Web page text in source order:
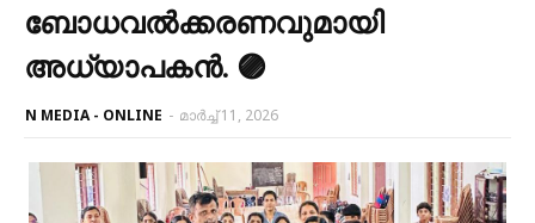
ബോധവൽക്കരണവുമായി
അധ്യാപകൻ. 🟣
N MEDIA - ONLINE - മാർച്ച് 11, 2026